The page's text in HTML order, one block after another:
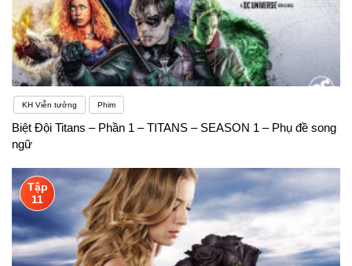
KH Viễn tưởng Phim
Biệt Đội Titans – Phần 1 – TITANS – SEASON 1 – Phụ đề song
ngữ
Tập
11